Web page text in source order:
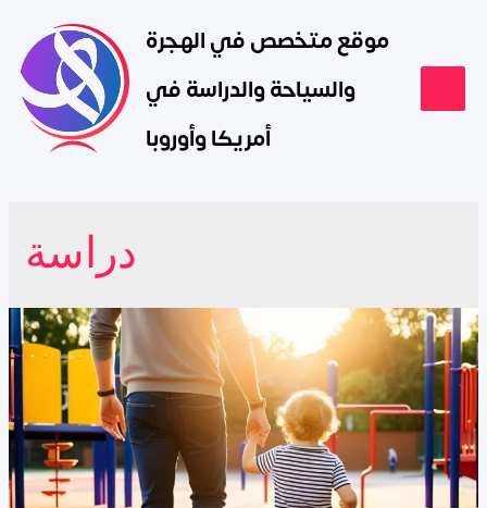
موقع متخصص في الهجرة
والسياحة والدراسة في
أمريكا وأوروبا
دراسة